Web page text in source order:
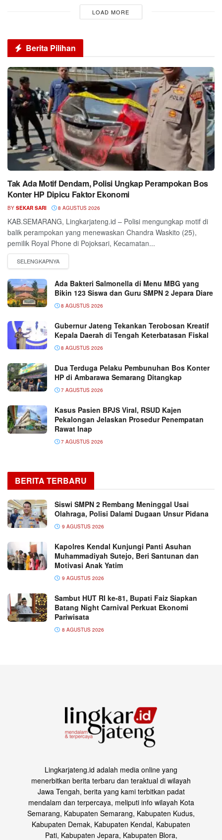
LOAD MORE
Berita Pilihan
Tak Ada Motif Dendam, Polisi Ungkap Perampokan Bos
Konter HP Dipicu Faktor Ekonomi
BY SEKAR SARI 8 AGUSTUS 2026
KAB.SEMARANG, Lingkarjateng.id – Polisi mengungkap motif di
balik perampokan yang menewaskan Chandra Waskito (25),
pemilik Royal Phone di Pojoksari, Kecamatan...
Ada Bakteri Salmonella di Menu MBG yang
Bikin 123 Siswa dan Guru SMPN 2 Jepara Diare
8 AGUSTUS 2026
Gubernur Jateng Tekankan Terobosan Kreatif
Kepala Daerah di Tengah Keterbatasan Fiskal
8 AGUSTUS 2026
Dua Terduga Pelaku Pembunuhan Bos Konter
HP di Ambarawa Semarang Ditangkap
7 AGUSTUS 2026
Kasus Pasien BPJS Viral, RSUD Kajen
Pekalongan Jelaskan Prosedur Penempatan
Rawat Inap
7 AGUSTUS 2026
BERITA TERBARU
Siswi SMPN 2 Rembang Meninggal Usai
Olahraga, Polisi Dalami Dugaan Unsur Pidana
9 AGUSTUS 2026
Kapolres Kendal Kunjungi Panti Asuhan
Muhammadiyah Sutejo, Beri Santunan dan
Motivasi Anak Yatim
9 AGUSTUS 2026
Sambut HUT RI ke-81, Bupati Faiz Siapkan
Batang Night Carnival Perkuat Ekonomi
Pariwisata
8 AGUSTUS 2026
Lingkarjateng.id adalah media online yang
menerbitkan berita terbaru dan teraktual di wilayah
Jawa Tengah, berita yang kami terbitkan padat
mendalam dan terpercaya, meliputi info wilayah Kota
Semarang, Kabupaten Semarang, Kabupaten Kudus,
Kabupaten Demak, Kabupaten Kendal, Kabupaten
Pati, Kabupaten Jepara, Kabupaten Blora,